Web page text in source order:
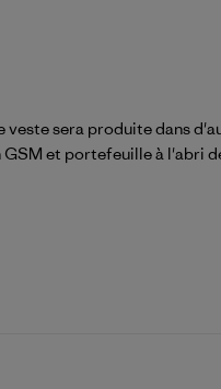
sera produite dans
et portefeuille à l'abri